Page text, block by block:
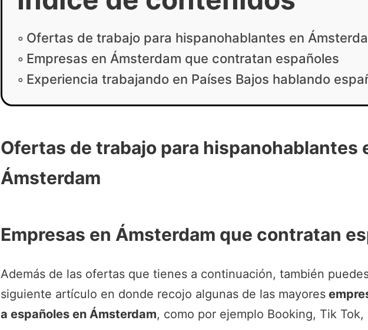
Ofertas de trabajo para hispanohablantes en
Empresas en Ámsterdam que contratan españoles
Experiencia trabajando en Países Bajos hablando
Ofertas de trabajo para hispanohablantes
Ámsterdam
Empresas en Ámsterdam que contratan
Además de las ofertas que tienes a continuación, también
siguiente artículo en donde recojo algunas de las mayores
a españoles en Ámsterdam, como por ejemplo Booking, Tik